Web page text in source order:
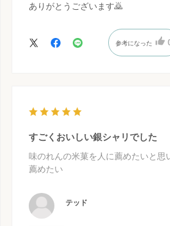
ありがとうございます🙇
参考になった
すごくおいしい銀シャリでした
味のれんの米菓を人に薦めたいと思
薦めたい
テッド